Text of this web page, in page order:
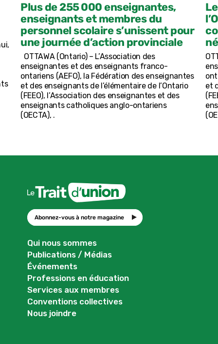
Plus de 255 000 enseignantes,
enseignants et membres du
personnel scolaire s’unissent pour
une journée d’action provinciale
OTTAWA (Ontario) – L’Association des
enseignantes et des enseignants franco-
ontariens (AEFO), la Fédération des enseignantes
et des enseignants de l’élémentaire de l’Ontario
(FEEO), l’Association des enseignantes et des
enseignants catholiques anglo-ontariens
(OECTA), .
et
Abonnez-vous à notre magazine
Qui nous sommes
Publications / Médias
Événements
Professions en éducation
Services aux membres
Conventions collectives
Nous joindre